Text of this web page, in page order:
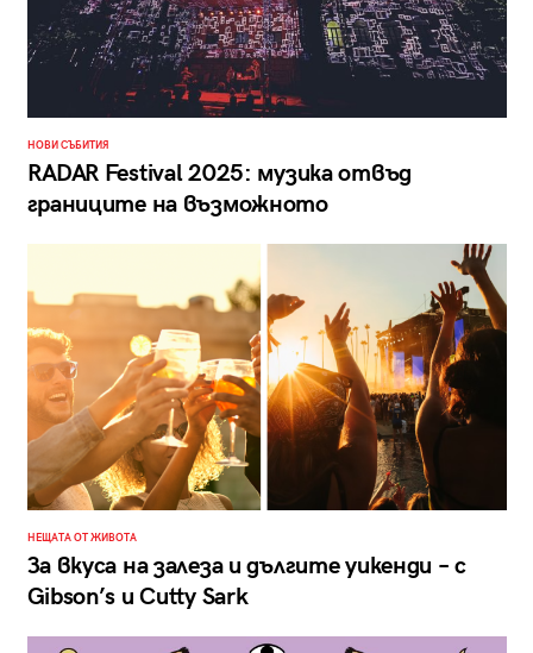
НОВИ СЪБИТИЯ
RADAR Festival 2025: музика отвъд
границите на възможното
НЕЩАТА ОТ ЖИВОТА
За вкуса на залеза и дългите уикенди – с
Gibson’s и Cutty Sark